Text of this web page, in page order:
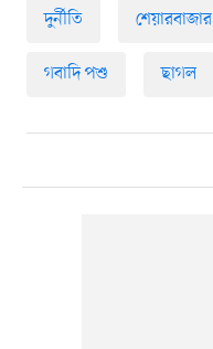
দুর্নীতি শেয়ারবাজার
গবাদি পশু ছাগল